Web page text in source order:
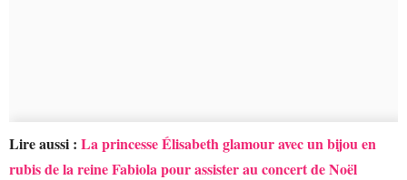
Lire aussi : La princesse Élisabeth glamour avec un bijou en
rubis de la reine Fabiola pour assister au concert de Noël